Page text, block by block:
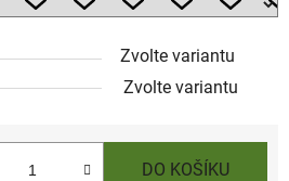
Zvolte variantu
Zvolte variantu
DO KOŠÍKU